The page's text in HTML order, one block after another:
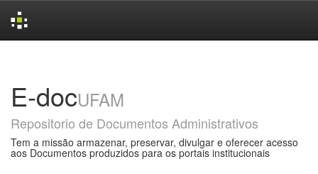
E-docUFAM
Repositorio de Documentos Administrativos
Tem a missão armazenar, preservar, divulgar e oferecer acesso
aos Documentos produzidos para os portais institucionais